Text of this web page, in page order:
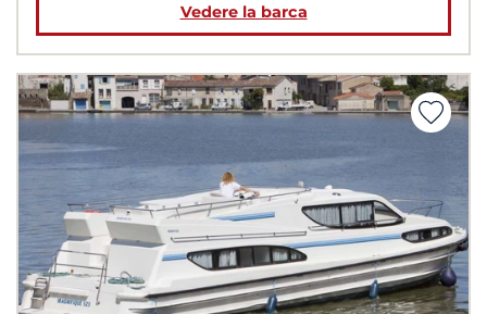
Vedere la barca